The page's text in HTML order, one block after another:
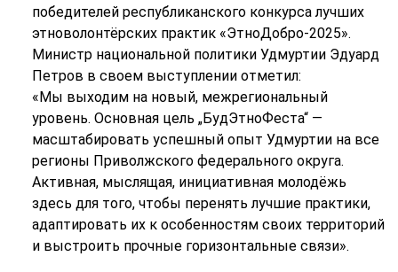
победителей республиканского конкурса лучших
этноволонтёрских практик «ЭтноДобро-2025».
Министр национальной политики Удмуртии Эдуард
Петров в своем выступлении отметил:
«Мы выходим на новый, межрегиональный
уровень. Основная цель „БудЭтноФеста“ —
масштабировать успешный опыт Удмуртии на все
регионы Приволжского федерального округа.
Активная, мыслящая, инициативная молодёжь
здесь для того, чтобы перенять лучшие практики,
адаптировать их к особенностям своих территорий
и выстроить прочные горизонтальные связи».